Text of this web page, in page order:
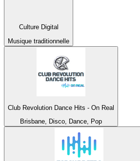
Culture Digital
Musique traditionnelle
Club Revolution Dance Hits - On Real
Brisbane, Disco, Dance, Pop